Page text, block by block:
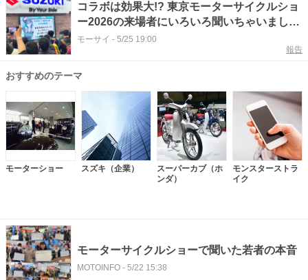
コラボは効果大!? 東京モーターサイクルショ
ー2026の来場者にいろいろ聞いちゃいまし
た！
モーサイ - 5/25 19:00
報告
おすすめのテーマ
モーターショー スズキ（企業）
スーパーカブ（ホ
ンダ）
モンスターストラ
イク
モーターサイクルショーで聞いた若者の本音
MOTOINFO - 5/22 15:38